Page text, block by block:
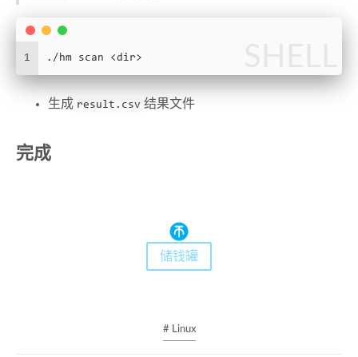
1 ./hm scan <dir>
生成 result.csv 结果文件
完成
储钱罐
# Linux